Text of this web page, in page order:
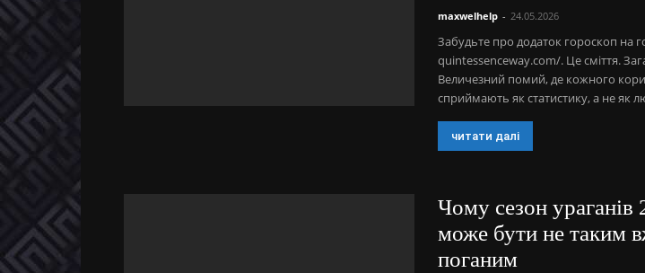
maxwelhelp - 24.05.2026
Забудьте про додаток гороскоп на
quintessenceway.com/. Це сміття.
Величезний помий, де кожного
сприймають як статистику, а не як
читати далі
Чому сезон ураганів
може бути не таким
поганим